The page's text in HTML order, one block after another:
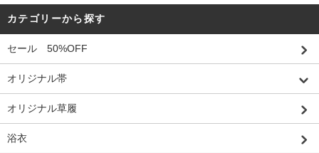
カテゴリーから探す
セール 50%OFF
オリジナル帯
オリジナル草履
浴衣